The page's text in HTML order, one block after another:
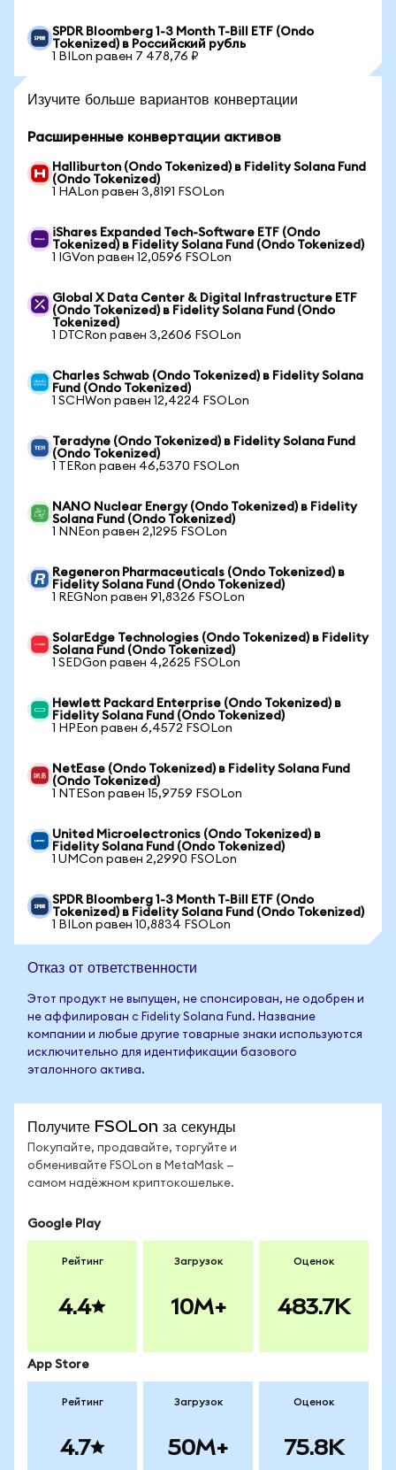
SPDR Bloomberg 1-3 Month T-Bill ETF (Ondo
Tokenized) в Российский рубль
1 BILon равен 7 478,76 ₽
Изучите больше вариантов конвертации
Расширенные конвертации активов
Halliburton (Ondo Tokenized) в Fidelity Solana Fund
(Ondo Tokenized)
1 HALon равен 3,8191 FSOLon
iShares Expanded Tech-Software ETF (Ondo
Tokenized) в Fidelity Solana Fund (Ondo Tokenized)
1 IGVon равен 12,0596 FSOLon
Global X Data Center & Digital Infrastructure ETF
(Ondo Tokenized) в Fidelity Solana Fund (Ondo
Tokenized)
1 DTCRon равен 3,2606 FSOLon
Charles Schwab (Ondo Tokenized) в Fidelity Solana
Fund (Ondo Tokenized)
1 SCHWon равен 12,4224 FSOLon
Teradyne (Ondo Tokenized) в Fidelity Solana Fund
(Ondo Tokenized)
1 TERon равен 46,5370 FSOLon
NANO Nuclear Energy (Ondo Tokenized) в Fidelity
Solana Fund (Ondo Tokenized)
1 NNEon равен 2,1295 FSOLon
Regeneron Pharmaceuticals (Ondo Tokenized) в
Fidelity Solana Fund (Ondo Tokenized)
1 REGNon равен 91,8326 FSOLon
SolarEdge Technologies (Ondo Tokenized) в Fidelity
Solana Fund (Ondo Tokenized)
1 SEDGon равен 4,2625 FSOLon
Hewlett Packard Enterprise (Ondo Tokenized) в
Fidelity Solana Fund (Ondo Tokenized)
1 HPEon равен 6,4572 FSOLon
NetEase (Ondo Tokenized) в Fidelity Solana Fund
(Ondo Tokenized)
1 NTESon равен 15,9759 FSOLon
United Microelectronics (Ondo Tokenized) в
Fidelity Solana Fund (Ondo Tokenized)
1 UMCon равен 2,2990 FSOLon
SPDR Bloomberg 1-3 Month T-Bill ETF (Ondo
Tokenized) в Fidelity Solana Fund (Ondo Tokenized)
1 BILon равен 10,8834 FSOLon
Отказ от ответственности
Этот продукт не выпущен, не спонсирован, не одобрен и
не аффилирован с Fidelity Solana Fund. Название
компании и любые другие товарные знаки используются
исключительно для идентификации базового
эталонного актива.
Получите FSOLon за секунды
Покупайте, продавайте, торгуйте и
обменивайте FSOLon в MetaMask —
самом надёжном криптокошельке.
Google Play
Рейтинг
4.4
Загрузок
10M+
Оценок
483.7K
App Store
Рейтинг
4.7
Загрузок
50M+
Оценок
75.8K